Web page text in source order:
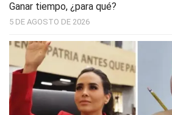
Ganar tiempo, ¿para qué?
5 DE AGOSTO DE 2026